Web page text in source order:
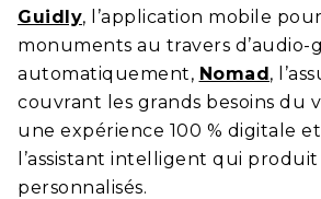
Guidly, l’application mobile
monuments au travers d’audio-
automatiquement, Nomad,
couvrant les grands besoins du
une expérience 100 % digitale et
l’assistant intelligent qui
personnalisés.